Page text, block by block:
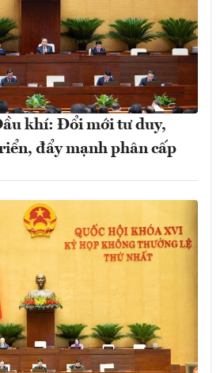
khí: Đổi mới tư duy,
đẩy mạnh phân cấp